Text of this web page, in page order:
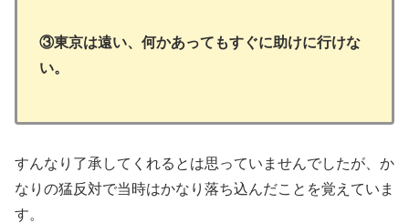
③東京は遠い、何かあってもすぐに助けに行けな
い。
すんなり了承してくれるとは思っていませんでしたが、か
なりの猛反対で当時はかなり落ち込んだことを覚えていま
す。